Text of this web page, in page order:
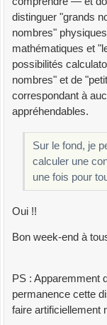
distinguer "grands
nombres"
mathématiques et
possibilités
nombres" et de
correspondant à
appréhendables.
Sur le fond, je
calculer une
une fois pour
Oui !!
Bon week-end à
PS : Apparemment
permanence cette
faire artificiellement